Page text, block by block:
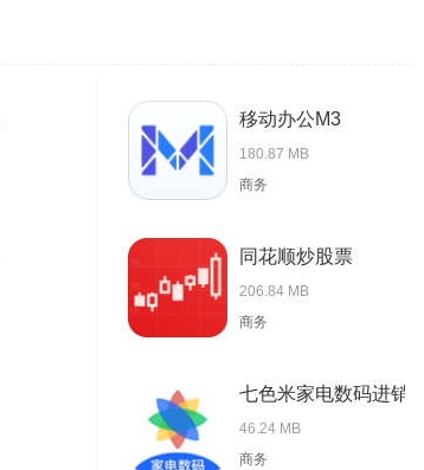
移动办公M3
180.87 MB
商务
同花顺炒股票
206.84 MB
商务
七色米家电数码进销
46.24 MB
商务